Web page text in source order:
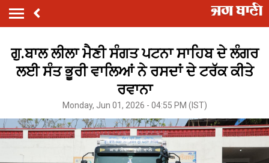
ਗੁ.ਬਾਲ ਲੀਲਾ ਮੈਣੀ ਸੰਗਤ ਪਟਨਾ ਸਾਹਿਬ ਦੇ ਲੰਗਰ
ਲਈ ਸੰਤ ਭੂਰੀ ਵਾਲਿਆਂ ਨੇ ਰਸਦਾਂ ਦੇ ਟਰੱਕ ਕੀਤੇ
ਰਵਾਨਾ
Monday, Jun 01, 2026 - 04:55 PM (IST)